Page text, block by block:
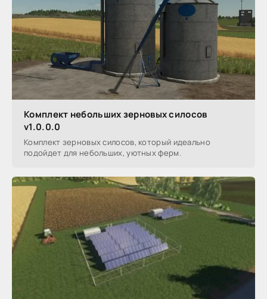
Комплект небольших зерновых силосов
v1.0.0.0
Комплект зерновых силосов, который идеально
подойдет для небольших, уютных ферм.